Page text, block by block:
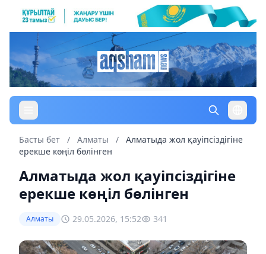
Басты бет / Алматы /
Алматыда жол қауіпсіздігіне
ерекше көңіл бөлінген
Алматыда жол қауіпсіздігіне
ерекше көңіл бөлінген
Алматы 29.05.2026, 15:52 341